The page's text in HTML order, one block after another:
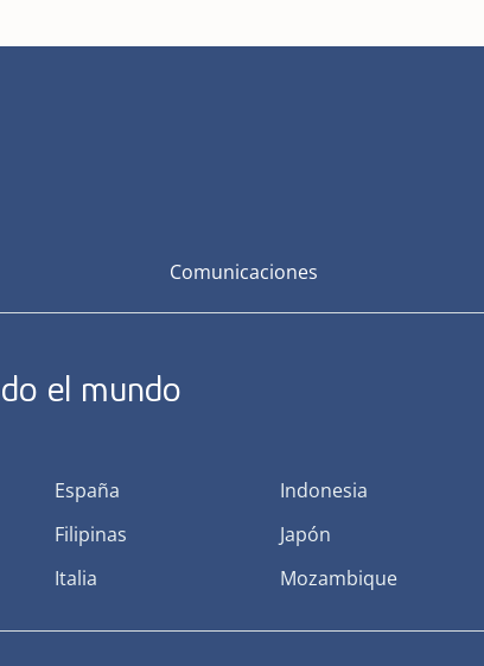
Comunicaciones
el mundo
España
Filipinas
Italia
Indonesia
Japón
Mozambique